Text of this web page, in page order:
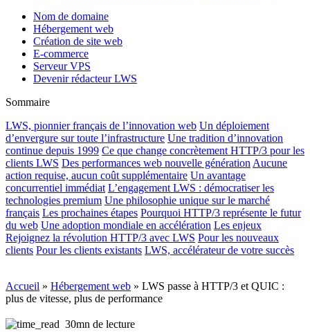
Nom de domaine
Hébergement web
Création de site web
E-commerce
Serveur VPS
Devenir rédacteur LWS
Sommaire
LWS, pionnier français de l’innovation web Un déploiement
d’envergure sur toute l’infrastructure Une tradition d’innovation
continue depuis 1999 Ce que change concrètement HTTP/3 pour les
clients LWS Des performances web nouvelle génération Aucune
action requise, aucun coût supplémentaire Un avantage
concurrentiel immédiat L’engagement LWS : démocratiser les
technologies premium Une philosophie unique sur le marché
français Les prochaines étapes Pourquoi HTTP/3 représente le futur
du web Une adoption mondiale en accélération Les enjeux
Rejoignez la révolution HTTP/3 avec LWS Pour les nouveaux
clients Pour les clients existants LWS, accélérateur de votre succès
Accueil » Hébergement web » LWS passe à HTTP/3 et QUIC :
plus de vitesse, plus de performance
30mn de lecture